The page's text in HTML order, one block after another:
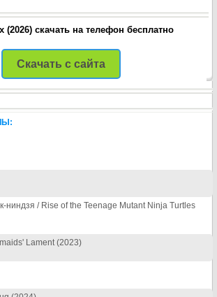
скачать на телефон бесплатно
Скачать с сайта
/ Rise of the Teenage Mutant Ninja Turtles
Lament (2023)